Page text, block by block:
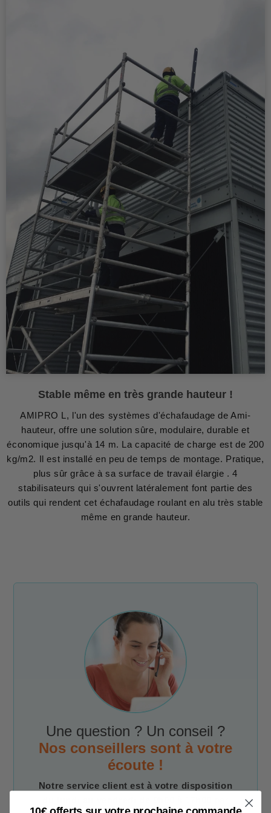
Stable même en très grande hauteur !
AMIPRO L, l'un des systèmes d'échafaudage de Ami-
hauteur, offre une solution sûre, modulaire, durable et
économique jusqu'à 14 m. La capacité de charge est de 200
kg/m2. Il est installé en peu de temps de montage. Pratique,
plus sûr grâce à sa surface de travail élargie . 4
stabilisateurs qui s'ouvrent latéralement font partie des
outils qui rendent cet échafaudage roulant en alu très stable
même en grande hauteur.
Une question ? Un conseil ?
Nos conseillers sont à votre
écoute !
Notre service client est à votre disposition